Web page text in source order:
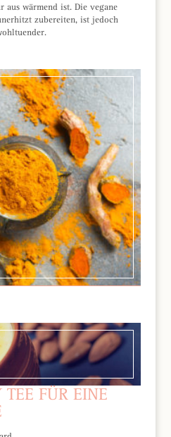
wärmend ist. Die vegane
zubereiten, ist jedoch
FÜR EINE